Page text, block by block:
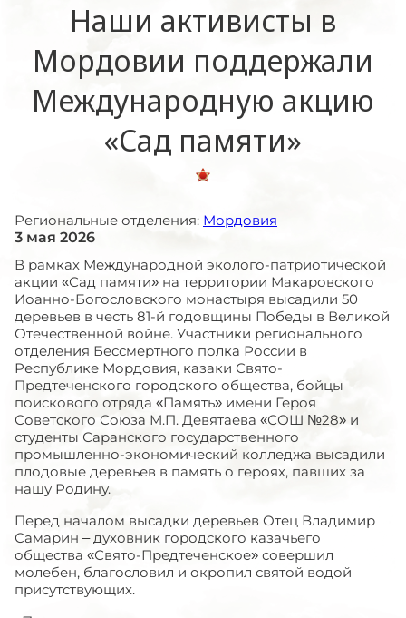
Наши активисты в
Мордовии поддержали
Международную акцию
«Сад памяти»
Региональные отделения: Мордовия
3 мая 2026
В рамках Международной эколого-патриотической
акции «Сад памяти» на территории Макаровского
Иоанно-Богословского монастыря высадили 50
деревьев в честь 81-й годовщины Победы в Великой
Отечественной войне. Участники регионального
отделения Бессмертного полка России в
Республике Мордовия, казаки Свято-
Предтеченского городского общества, бойцы
поискового отряда «Память» имени Героя
Советского Союза М.П. Девятаева «СОШ №28» и
студенты Саранского государственного
промышленно-экономический колледжа высадили
плодовые деревьев в память о героях, павших за
нашу Родину.
Перед началом высадки деревьев Отец Владимир
Самарин – духовник городского казачьего
общества «Свято-Предтеченское» совершил
молебен, благословил и окропил святой водой
присутствующих.